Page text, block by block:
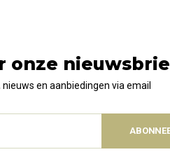
onze
en aanbiedingen via email